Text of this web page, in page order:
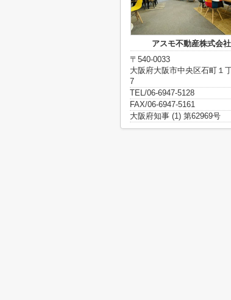
アスモ不動産株式会社
〒540-0033
大阪府大阪市中央区石町１
7
TEL/06-6947-5128
FAX/06-6947-5161
大阪府知事 (1) 第62969号